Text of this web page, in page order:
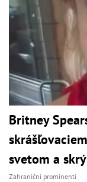
Britney
svetom a
Zahraniční prominenti